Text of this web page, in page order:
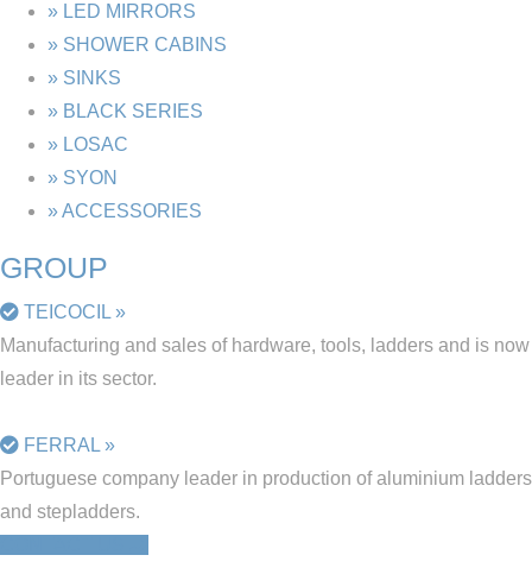
» LED MIRRORS
» SHOWER CABINS
» SINKS
» BLACK SERIES
» LOSAC
» SYON
» ACCESSORIES
GROUP
TEICOCIL »
Manufacturing and sales of hardware, tools, ladders and is now
leader in its sector.
FERRAL »
Portuguese company leader in production of aluminium ladders
and stepladders.